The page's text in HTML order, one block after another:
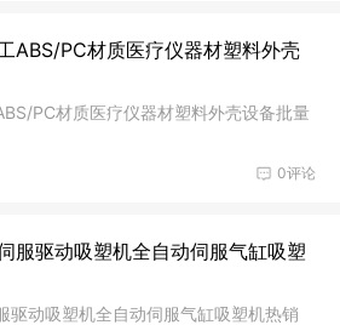
ABS/PC材质医疗仪器材塑料外壳
PC材质医疗仪器材塑料外壳设备批量
0评论
服驱动吸塑机全自动伺服气缸吸塑
驱动吸塑机全自动伺服气缸吸塑机热销